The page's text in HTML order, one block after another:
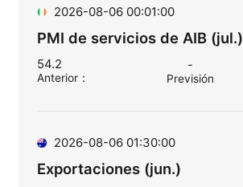
2026-08-06 00:01:00
PMI de servicios de AIB (jul.)
54.2
Anterior：
-
Previsión
2026-08-06 01:30:00
Exportaciones (jun.)